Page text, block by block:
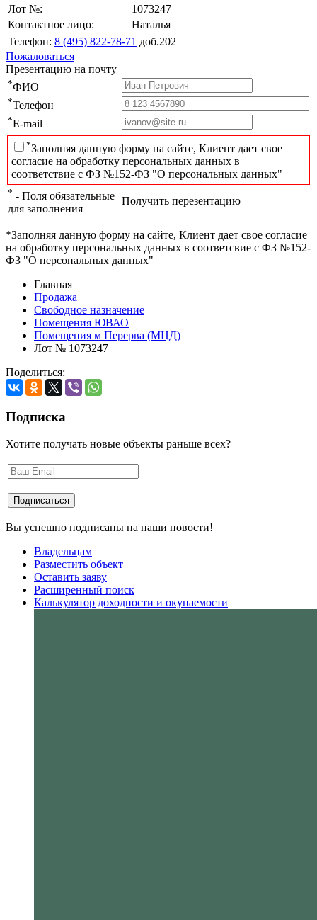
Лот №:
1073247
Контактное лицо:
Наталья
Телефон: 8 (495) 822-78-71 доб.202
Пожаловаться
Презентацию на почту
*ФИО
*Телефон
*E-mail
*Заполняя данную форму на сайте, Клиент дает свое
согласие на обработку персональных данных в
соответствие с ФЗ №152-ФЗ "О персональных данных"
* - Поля обязательные
для заполнения
Получить перезентацию
*Заполняя данную форму на сайте, Клиент дает свое согласие
на обработку персональных данных в соответсвие с ФЗ №152-
ФЗ "О персональных данных"
Главная
Продажа
Свободное назначение
Помещения ЮВАО
Помещения м Перерва (МЦД)
Лот № 1073247
Поделиться:
Подписка
Хотите получать новые объекты раньше всех?
Вы успешно подписаны на наши новости!
Владельцам
Разместить объект
Оставить заяву
Расширенный поиск
Калькулятор доходности и окупаемости